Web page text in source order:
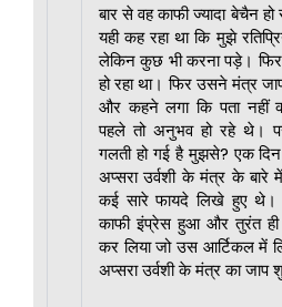
बार से वह काफी ज्यादा बेचैन हो
यही कह रहा था कि मुझे
लेकिन कुछ भी करना पड़े।
हो रहा था। फिर उसने मंत्र
और कहने लगा कि पता नहीं
पहले तो अनुभव हो रहे थे।
गलती हो गई है मुझसे? एक
अप्सरा उर्वशी के मंत्र के बारे
कई सारे फायदे लिखे हुए
काफी इंप्रेस हुआ और तुरंत
कर लिया जो उस आर्टिकल में
अप्सरा उर्वशी के मंत्र का जाप